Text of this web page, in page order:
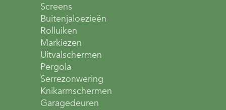
Screens
Buitenjaloezieën
Rolluiken
Markiezen
Uitvalschermen
Pergola
Serrezonwering
Knikarmschermen
Garagedeuren